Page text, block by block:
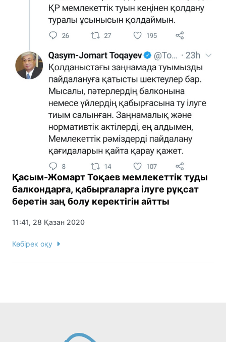
Қасым-Жомарт Тоқаев мемлекеттік туды
балкондарға, қабырғаларға ілуге рұқсат
беретін заң болу керектігін айтты
11:41, 28 Қазан 2020
Көбірек оқу